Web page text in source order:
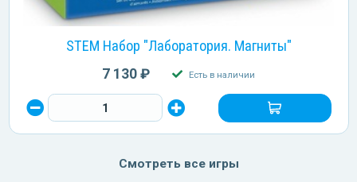
STEM Набор "Лаборатория. Магниты"
7 130 ₽ Есть в наличии
Смотреть все игры